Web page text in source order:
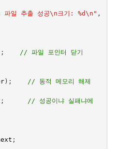
파일 추출 성공\n크기: %d\n " ,
// 파일 포인터 닫기
); // 동적 메모리 해제
;
// 성공이냐 실패냐에
;